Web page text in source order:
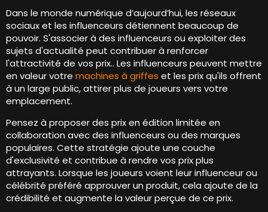
Dans le monde numérique d’aujourd’hui, les réseaux
sociaux et les influenceurs détiennent beaucoup de
pouvoir. S'associer à des influenceurs ou exploiter des
sujets d'actualité peut contribuer à renforcer
l'attractivité de vos prix.. Les influenceurs peuvent mettre
en valeur votre machines à griffes et les prix qu'ils offrent
à un large public, attirer plus de joueurs vers votre
emplacement.
Pensez à proposer des prix en édition limitée en
collaboration avec des influenceurs ou des marques
populaires. Cette stratégie ajoute une couche
d'exclusivité et contribue à rendre vos prix plus
attrayants. Lorsque les joueurs voient leur influenceur ou
célébrité préféré approuver un produit, cela ajoute de la
crédibilité et augmente la valeur perçue de ce prix.